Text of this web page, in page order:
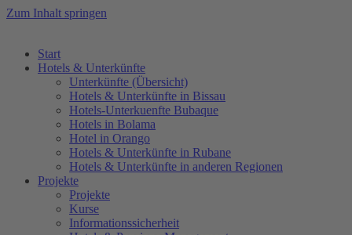
Zum Inhalt springen
Start
Hotels & Unterkünfte
Unterkünfte (Übersicht)
Hotels & Unterkünfte in Bissau
Hotels-Unterkuenfte Bubaque
Hotels in Bolama
Hotel in Orango
Hotels & Unterkünfte in Rubane
Hotels & Unterkünfte in anderen Regionen
Projekte
Projekte
Kurse
Informationssicherheit